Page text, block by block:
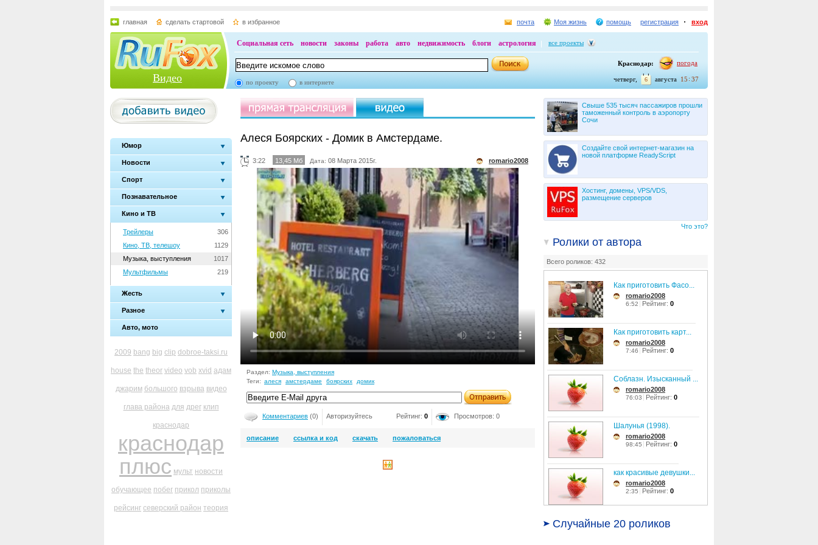
главная сделать стартовой в избранное почта Моя жизнь помощь регистрация вход
Видео
Социальная сеть новости законы работа авто недвижимость блоги астрология все проекты
Краснодар: погода
15 37
августа
6
четверг,
по проекту в интернете
Юмор
Новости
Спорт
Познавательное
Кино и ТВ
306
Трейлеры
1129
Кино, ТВ, телешоу
1017
Музыка, выступления
219
Мультфильмы
Жесть
Разное
Авто, мото
2009 bang big clip dobroe-taksi.ru
house the theor video vob xvid адам
джарим большого взрыва видео
глава района для дрег клип
краснодар
краснодар
плюс мульт новости
обучающее побег прикол приколы
рейсинг северский район теория
Свыше 535 тысяч пассажиров прошли
таможенный контроль в аэропорту
Сочи
Создайте свой интернет-магазин на
новой платформе ReadyScript
Хостинг, домены, VPS/VDS,
размещение серверов
Что это?
Ролики от автора
Всего роликов: 432
Как приготовить Фасо...
romario2008
6:52 Рейтинг: 0
Как приготовить карт...
romario2008
7:46 Рейтинг: 0
Соблазн. Изысканный ...
romario2008
76:03 Рейтинг: 0
Шалунья (1998).
romario2008
98:45 Рейтинг: 0
как красивые девушки...
romario2008
2:35 Рейтинг: 0
Леся Ярославская - С...
romario2008
Случайные 20 роликов
Алеся Боярских - Домик в Амстердаме.
3:22 13,45 Мб Дата: 08 Марта 2015г. romario2008
Раздел: Музыка, выступления
Теги: алеся амстердаме боярских домик
Комментариев (0) Авторизуйтесь Рейтинг: 0 Просмотров: 0
описание ссылка и код скачать пожаловаться